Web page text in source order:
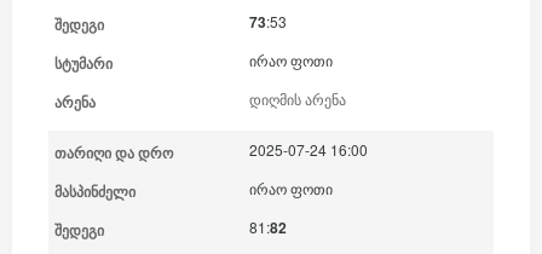
73:53
ირაო ფოთი
დიღმის არენა
2025-07-24 16:00
ირაო ფოთი
81:82